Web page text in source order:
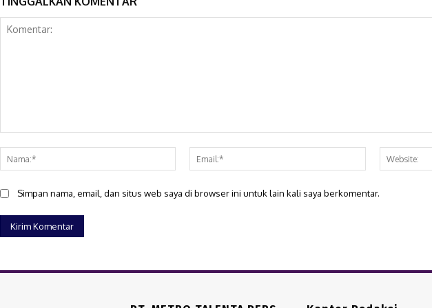
Nama:*
Email:*
Simpan nama, email, dan situs web saya di browser ini untuk lain kali saya berkomentar.